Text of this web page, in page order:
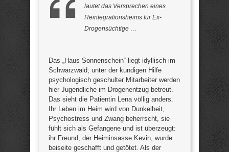
lautet das Versprechen eines
Reintegrationsheims für Ex-
Drogensüchtige …
Das „Haus Sonnenschein“ liegt idyllisch im
Schwarzwald; unter der kundigen Hilfe
psychologisch geschulter Mitarbeiter werden
hier Jugendliche im Drogenentzug betreut.
Das sieht die Patientin Lena völlig anders.
Ihr Leben im Heim wird von Dunkelheit,
Psychostress und Zwang beherrscht, sie
fühlt sich als Gefangene und ist überzeugt:
ihr Freund, der Heiminsasse Kevin, wurde
beiseite geschafft und getötet. Als der